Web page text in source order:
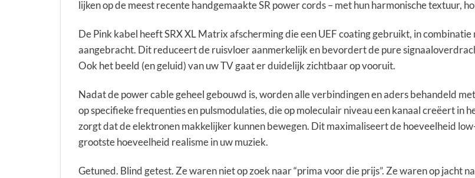
lijken op de meest recente handgemaakte SR power cords – met hun harmonische textuur,
De Pink kabel heeft SRX XL Matrix afscherming die een UEF coating gebruikt, in
aangebracht. Dit reduceert de ruisvloer aanmerkelijk en bevordert de pure
Ook het beeld (en geluid) van uw TV gaat er duidelijk zichtbaar op vooruit.
Nadat de power cable geheel gebouwd is, worden alle verbindingen en aders behandeld
op specifieke frequenties en pulsmodulaties, die op moleculair niveau een kanaal creëert
zorgt dat de elektronen makkelijker kunnen bewegen. Dit maximaliseert de hoeveelheid
grootste hoeveelheid realisme in uw muziek.
Getuned. Blind getest. Ze waren niet op zoek naar “prima voor die prijs”. Ze waren op jacht